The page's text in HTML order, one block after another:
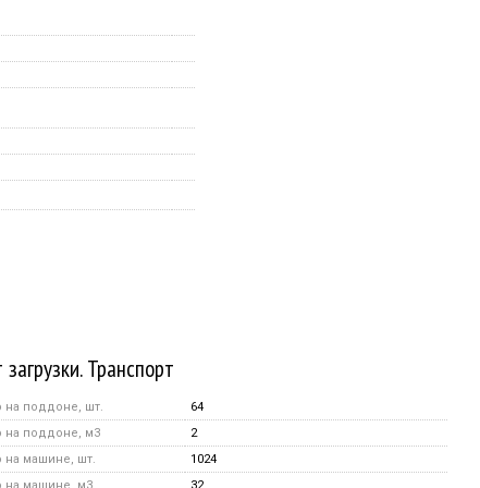
Транспорт
на поддоне, шт.
64
на поддоне, м3
2
на машине, шт.
1024